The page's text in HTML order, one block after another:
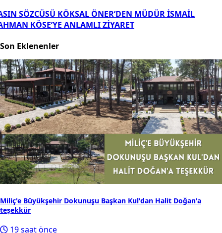
SÖZCÜSÜ KÖKSAL ÖNER’DEN MÜDÜR İSMAİL
KÖSE’YE ANLAMLI ZİYARET
Son Eklenenler
Miliç'e Büyükşehir Dokunuşu Başkan Kul'dan Halit Doğan'a
teşekkür
19 saat önce